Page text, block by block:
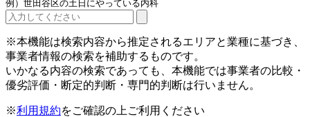
例）世田谷区の土日にやっている内科
※本機能は検索内容から推定されるエリアと業種に基づき、
事業者情報の検索を補助するものです。
いかなる内容の検索であっても、本機能では事業者の比較・
優劣評価・断定的判断・専門的判断は行いません。
※利用規約をご確認の上ご利用ください